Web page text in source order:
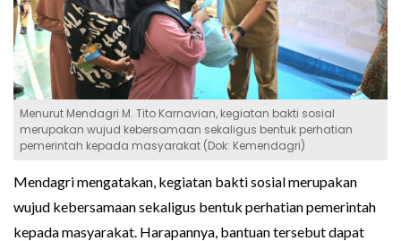
Menurut Mendagri M. Tito Karnavian, kegiatan bakti sosial
merupakan wujud kebersamaan sekaligus bentuk perhatian
pemerintah kepada masyarakat (Dok: Kemendagri)
Mendagri mengatakan, kegiatan bakti sosial merupakan
wujud kebersamaan sekaligus bentuk perhatian pemerintah
kepada masyarakat. Harapannya, bantuan tersebut dapat